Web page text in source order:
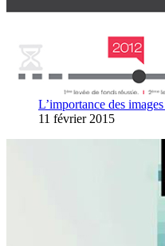
L’importance des
11 février 2015